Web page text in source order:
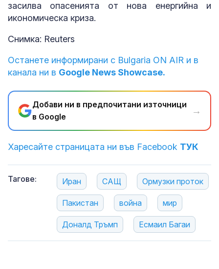
засилва опасенията от нова енергийна и
икономическа криза.
Снимка: Reuters
Останете информирани с Bulgaria ON AIR и в
канала ни в Google News Showcase.
Добави ни в предпочитани източници
в Google
→
Харесайте страницата ни във Facebook ТУК
Тагове: Иран САЩ Ормузки проток
Пакистан война мир
Доналд Тръмп Есмаил Багаи